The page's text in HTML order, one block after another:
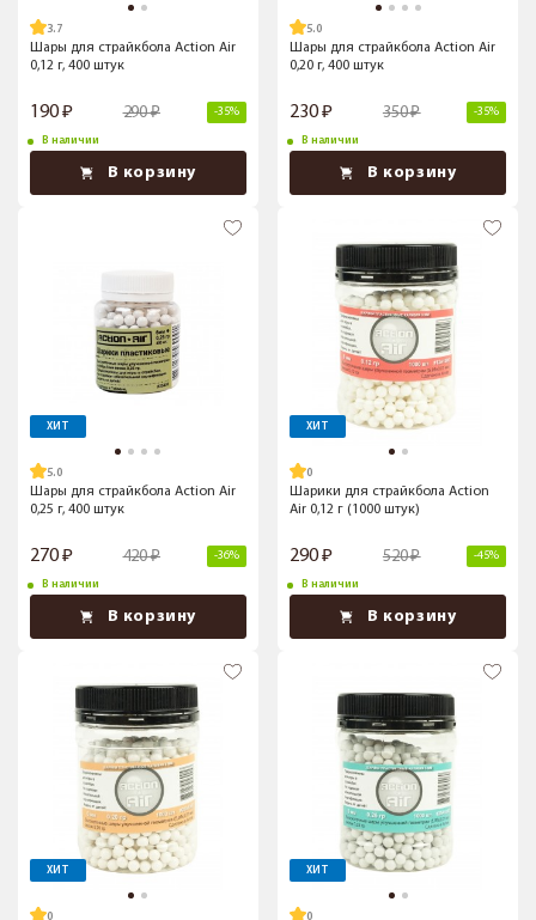
3.7
Шары для страйкбола Action Air
0,12 г, 400 штук
190 290 -35%
В наличии
В корзину
5.0
Шары для страйкбола Action Air
0,20 г, 400 штук
230 350 -35%
В наличии
В корзину
ХИТ
5.0
Шары для страйкбола Action Air
0,25 г, 400 штук
270 420 -36%
В наличии
В корзину
ХИТ
Шарики для страйкбола Action
Air 0,12 г (1000 штук)
290 520 -45%
В наличии
В корзину
ХИТ ХИТ